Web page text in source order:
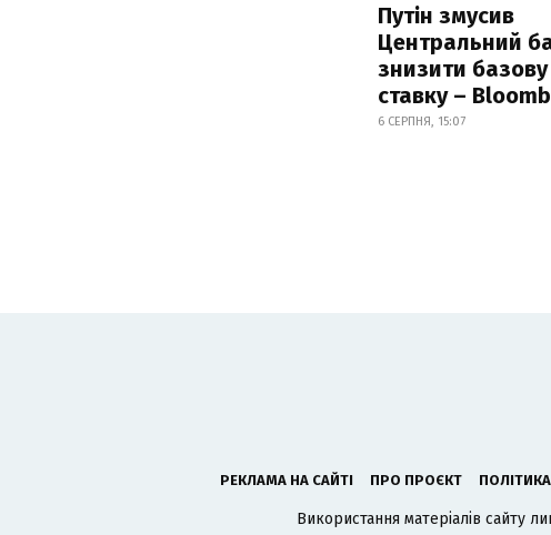
Путін змусив
Центральний
знизити базову
ставку –
6 СЕРПНЯ, 15:07
РЕКЛАМА НА САЙТІ ПРО ПРОЄКТ
Використання матеріалів сайту